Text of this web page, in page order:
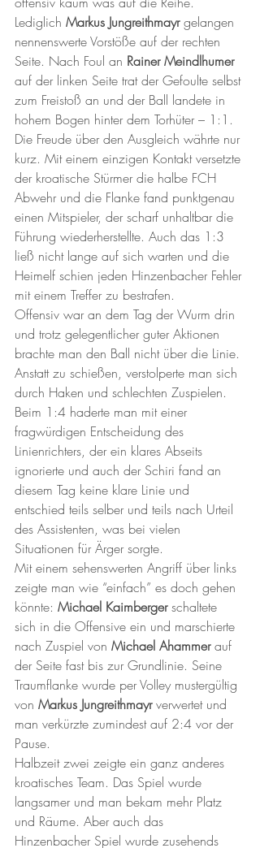
Lediglich Markus Jungreithmayr gelangen
nennenswerte Vorstöße auf der rechten
Seite. Nach Foul an Rainer Meindlhumer
auf der linken Seite trat der Gefoulte selbst
zum Freistoß an und der Ball landete in
hohem Bogen hinter dem Torhüter – 1:1.
Die Freude über den Ausgleich währte nur
kurz. Mit einem einzigen Kontakt versetzte
der kroatische Stürmer die halbe FCH
Abwehr und die Flanke fand punktgenau
einen Mitspieler, der scharf unhaltbar die
Führung wiederherstellte. Auch das 1:3
ließ nicht lange auf sich warten und die
Heimelf schien jeden Hinzenbacher Fehler
mit einem Treffer zu bestrafen.
Offensiv war an dem Tag der Wurm drin
und trotz gelegentlicher guter Aktionen
brachte man den Ball nicht über die Linie.
Anstatt zu schießen, verstolperte man sich
durch Haken und schlechten Zuspielen.
Beim 1:4 haderte man mit einer
fragwürdigen Entscheidung des
Linienrichters, der ein klares Abseits
ignorierte und auch der Schiri fand an
diesem Tag keine klare Linie und
entschied teils selber und teils nach Urteil
des Assistenten, was bei vielen
Situationen für Ärger sorgte.
Mit einem sehenswerten Angriff über links
zeigte man wie “einfach” es doch gehen
könnte: Michael Kaimberger schaltete
sich in die Offensive ein und marschierte
nach Zuspiel von Michael Ahammer auf
der Seite fast bis zur Grundlinie. Seine
Traumflanke wurde per Volley mustergültig
von Markus Jungreithmayr verwertet und
man verkürzte zumindest auf 2:4 vor der
Pause.
Halbzeit zwei zeigte ein ganz anderes
kroatisches Team. Das Spiel wurde
langsamer und man bekam mehr Platz
und Räume. Aber auch das
Hinzenbacher Spiel wurde zusehends